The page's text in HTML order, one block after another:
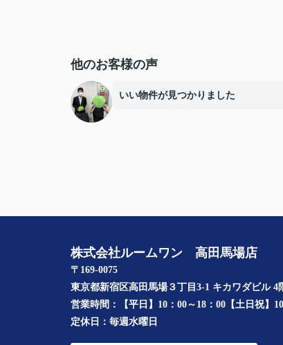
他のお客様の声
いい物件が見つかりました
株式会社ルームワン 高田馬場店
〒169-0075
東京都新宿区高田馬場３丁目3-1 キカワダビル 4
営業時間：
【平日】10：00～18：00【土日祝】
定休日： 毎週水曜日